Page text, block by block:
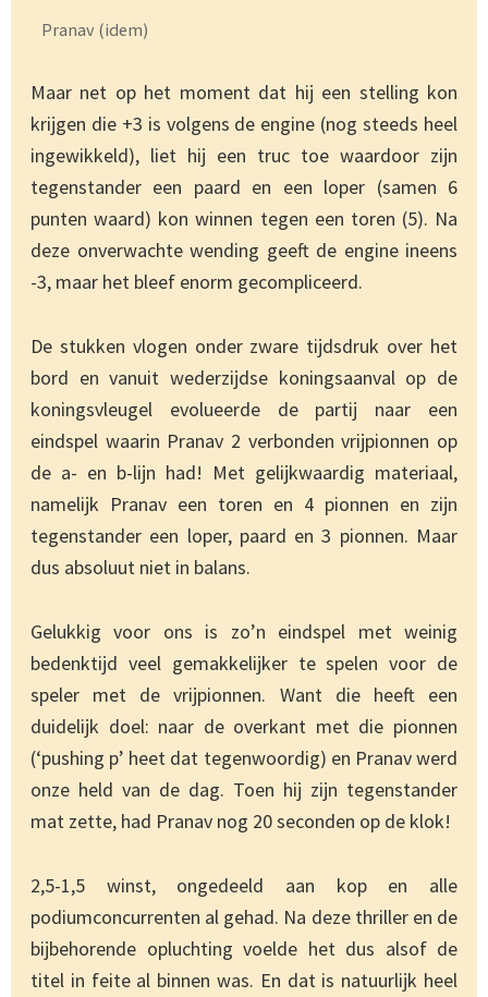
Pranav (idem)
Maar net op het moment dat hij een stelling kon
krijgen die +3 is volgens de engine (nog steeds heel
ingewikkeld), liet hij een truc toe waardoor zijn
tegenstander een paard en een loper (samen 6
punten waard) kon winnen tegen een toren (5). Na
deze onverwachte wending geeft de engine ineens
-3, maar het bleef enorm gecompliceerd.
De stukken vlogen onder zware tijdsdruk over het
bord en vanuit wederzijdse koningsaanval op de
koningsvleugel evolueerde de partij naar een
eindspel waarin Pranav 2 verbonden vrijpionnen op
de a- en b-lijn had! Met gelijkwaardig materiaal,
namelijk Pranav een toren en 4 pionnen en zijn
tegenstander een loper, paard en 3 pionnen. Maar
dus absoluut niet in balans.
Gelukkig voor ons is zo’n eindspel met weinig
bedenktijd veel gemakkelijker te spelen voor de
speler met de vrijpionnen. Want die heeft een
duidelijk doel: naar de overkant met die pionnen
(‘pushing p’ heet dat tegenwoordig) en Pranav werd
onze held van de dag. Toen hij zijn tegenstander
mat zette, had Pranav nog 20 seconden op de klok!
2,5-1,5 winst, ongedeeld aan kop en alle
podiumconcurrenten al gehad. Na deze thriller en de
bijbehorende opluchting voelde het dus alsof de
titel in feite al binnen was. En dat is natuurlijk heel